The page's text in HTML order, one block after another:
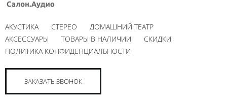
АКУСТИКА СТЕРЕО
ДОМАШНИЙ ТЕАТР
АКСЕССУАРЫ
ТОВАРЫ В НАЛИЧИИ
СКИДКИ
ПОЛИТИКА КОНФИДЕНЦИАЛЬНОСТИ
ЗАКАЗАТЬ ЗВОНОК